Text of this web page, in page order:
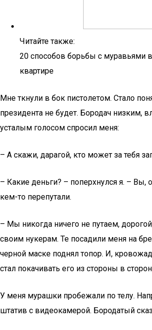
Читайте также:
20 способов борьбы с муравьями
квартире
Мне ткнули в бок пистолетом. Стало
президента не будет. Бородач низким,
усталым голосом спросил меня:
– А скажи, дарагой, кто может за тебя
– Какие деньги? – поперхнулся я. – Вы,
кем-то перепутали.
– Мы никогда ничего не путаем,
своим нукерам. Те посадили меня на
черной маске поднял топор. И,
стал покачивать его из стороны в
У меня мурашки пробежали по телу.
штатив с видеокамерой. Бородатый